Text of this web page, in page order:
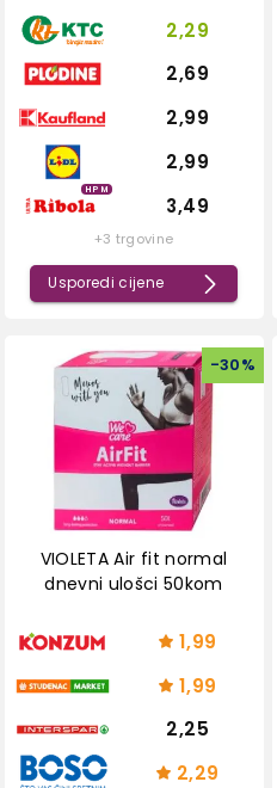
2,29
2,69
2,99
2,99
HPM
3,49
+3 trgovine
Usporedi cijene
-30%
VIOLETA Air fit normal
dnevni ulošci 50kom
1,99
1,99
2,25
2,29